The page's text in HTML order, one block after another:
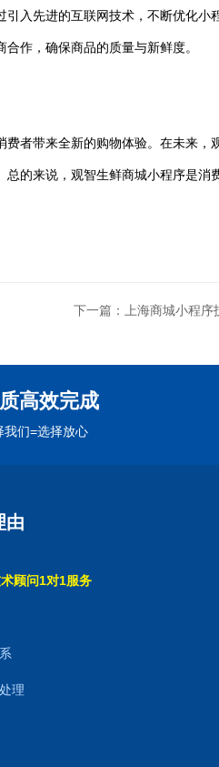
入先进的互联网技术，不断优化小
作，确保商品的质量与新鲜度。
者带来全新的购物体验。在未来，
的来说，观智生鲜商城小程序是消
下一篇：上海商城小程序
高效完成
我们=选择放心
由
顾问1对1服务
理